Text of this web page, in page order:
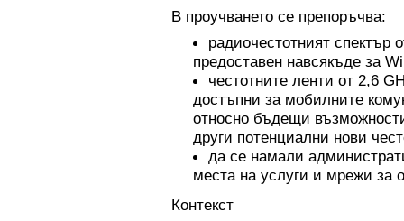
В проучването се препоръчва:
радиочестотният спектър
предоставен навсякъде за
честотните ленти от 2,6
достъпни за мобилните
относно бъдещи
други потенциални нови
да се намали
места на услуги и мрежи за
Контекст